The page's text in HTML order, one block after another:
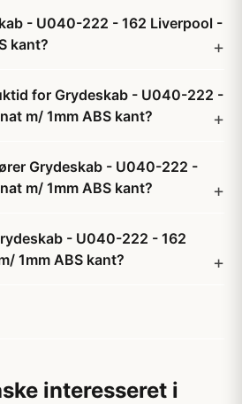
- U040-222 - 162 Liverpool -
kant?
for Grydeskab - U040-222 -
m/ 1mm ABS kant?
Grydeskab - U040-222 -
m/ 1mm ABS kant?
- U040-222 - 162
1mm ABS kant?
interesseret i